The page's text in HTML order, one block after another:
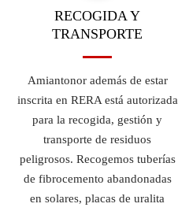
RECOGIDA Y
TRANSPORTE
Amiantonor además de estar
inscrita en RERA está autorizada
para la recogida, gestión y
transporte de residuos
peligrosos. Recogemos tuberías
de fibrocemento abandonadas
en solares, placas de uralita